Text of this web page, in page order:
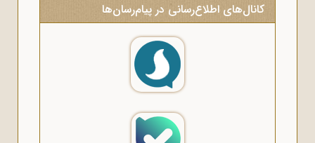
کانال‌های اطلاع‌رسانی در پیام‌رسان‌ها